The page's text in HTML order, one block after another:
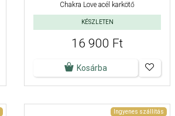
Chakra Love acél karkötő
KÉSZLETEN
16 900 Ft
Kosárba
Ingyenes szállítás